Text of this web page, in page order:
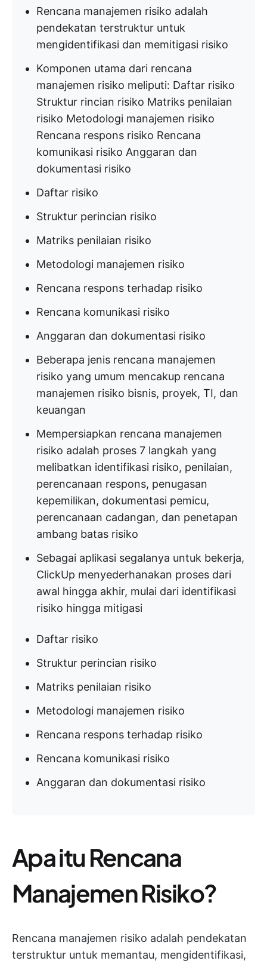
Rencana manajemen risiko adalah
pendekatan terstruktur untuk
mengidentifikasi dan memitigasi risiko
Komponen utama dari rencana
manajemen risiko meliputi: Daftar risiko
Struktur rincian risiko Matriks penilaian
risiko Metodologi manajemen risiko
Rencana respons risiko Rencana
komunikasi risiko Anggaran dan
dokumentasi risiko
Daftar risiko
Struktur perincian risiko
Matriks penilaian risiko
Metodologi manajemen risiko
Rencana respons terhadap risiko
Rencana komunikasi risiko
Anggaran dan dokumentasi risiko
Beberapa jenis rencana manajemen
risiko yang umum mencakup rencana
manajemen risiko bisnis, proyek, TI, dan
keuangan
Mempersiapkan rencana manajemen
risiko adalah proses 7 langkah yang
melibatkan identifikasi risiko, penilaian,
perencanaan respons, penugasan
kepemilikan, dokumentasi pemicu,
perencanaan cadangan, dan penetapan
ambang batas risiko
Sebagai aplikasi segalanya untuk bekerja,
ClickUp menyederhanakan proses dari
awal hingga akhir, mulai dari identifikasi
risiko hingga mitigasi
Daftar risiko
Struktur perincian risiko
Matriks penilaian risiko
Metodologi manajemen risiko
Rencana respons terhadap risiko
Rencana komunikasi risiko
Anggaran dan dokumentasi risiko
Apa itu Rencana
Manajemen Risiko?
Rencana manajemen risiko adalah pendekatan
terstruktur untuk memantau, mengidentifikasi,